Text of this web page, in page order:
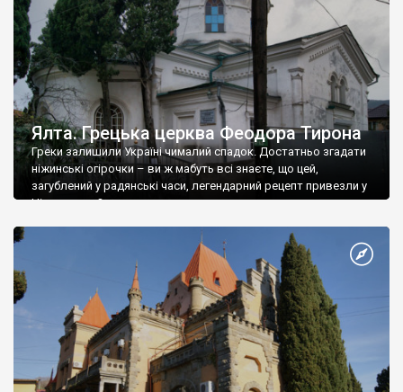
Ялта. Грецька церква Феодора Тирона
Греки залишили Україні чималий спадок. Достатньо згадати
ніжинські огірочки – ви ж мабуть всі знаєте, що цей,
загублений у радянські часи, легендарний рецепт привезли у
Ніжин греки?